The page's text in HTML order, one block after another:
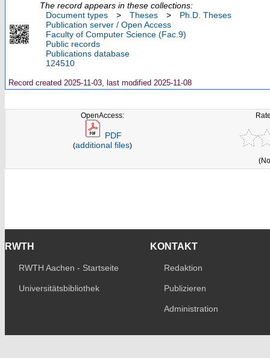
The record appears in these collections:
Document types
> Theses >
Ph.D. Theses
Publication server / Open Access
Faculty of Computer Science (Fac.9)
Public records
Publications database
124510
Record created 2025-11-03, last modified 2025-11-08
OpenAccess:
PDF
(additional files)
RWTH
RWTH Aachen - Startseite
Universitätsbibliothek
KONTAKT
Redaktion
Publizieren
Administration